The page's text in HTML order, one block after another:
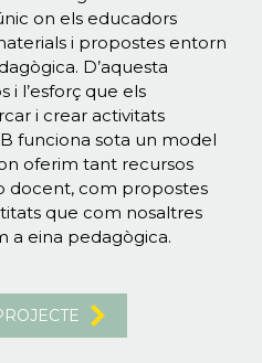
on els educadors
i propostes entorn
D’aquesta
i l’esforç que els
i crear activitats
funciona sota un model
oferim tant recursos
docent, com propostes
que com nosaltres
a eina pedagògica.